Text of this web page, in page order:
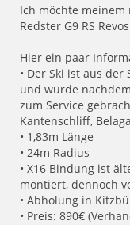
Ich möchte meinem
Redster G9 RS
Hier ein paar
• Der Ski ist aus
und wurde
zum Service
Kantenschliff,
• 1,83m Länge
• 24m Radius
• X16 Bindung ist
montiert, dennoch
• Abholung in
• Preis: 890€